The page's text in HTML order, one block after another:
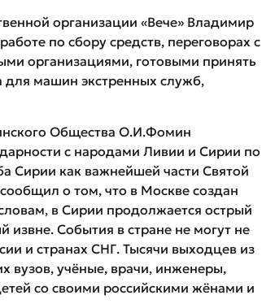
организации «Вече» Владимир
по сбору средств, переговорах с
организациями, готовыми принять
для машин экстренных служб,
Общества О.И.Фомин
с народами Ливии и Сирии по
Сирии как важнейшей части Святой
о том, что в Москве создан
в Сирии продолжается острый
извне. События в стране не могут не
и странах СНГ. Тысячи выходцев из
вузов, учёные, врачи, инженеры,
со своими российскими жёнами и